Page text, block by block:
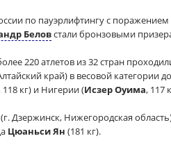
по пауэрлифтингу с
Беловстали бронзовыми
220 атлетов из 32 стран
край) в весовой категории
118 кг) и Нигерии (Исзер Оуима, 117
(г. Дзержинск, Нижегородская
Цюаньси Ян (181 кг).